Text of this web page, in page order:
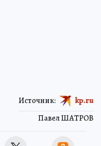
Павел ШАТРОВ
Источник: kp.ru